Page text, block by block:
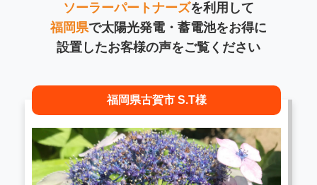
ソーラーパートナーズを利用して
福岡県で太陽光発電・蓄電池をお得に
設置したお客様の声をご覧ください
福岡県古賀市 S.T様